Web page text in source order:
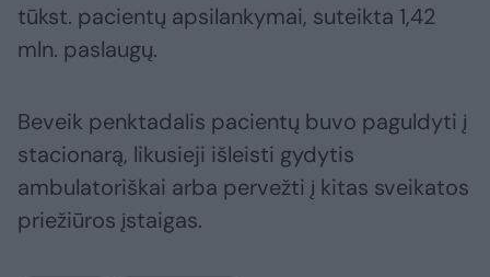
tūkst. pacientų apsilankymai, suteikta 1,42
mln. paslaugų.
Beveik penktadalis pacientų buvo paguldyti į
stacionarą, likusieji išleisti gydytis
ambulatoriškai arba pervežti į kitas sveikatos
priežiūros įstaigas.